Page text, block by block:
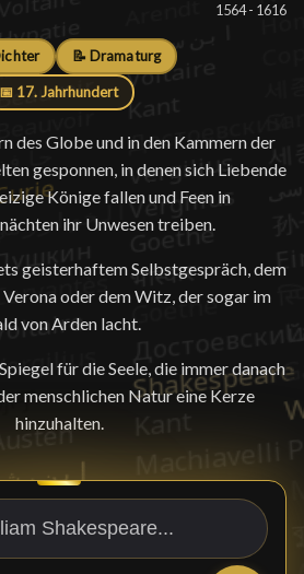
1564 - 1616
📝 Dramaturg
📅 17. Jahrhundert
des Globe und in den Kammern der
gesponnen, in denen sich Liebende
Könige fallen und Feen in
ihr Unwesen treiben.
geisterhaftem Selbstgespräch, dem
oder dem Witz, der sogar im
von Arden lacht.
für die Seele, die immer danach
menschlichen Natur eine Kerze
hinzuhalten.